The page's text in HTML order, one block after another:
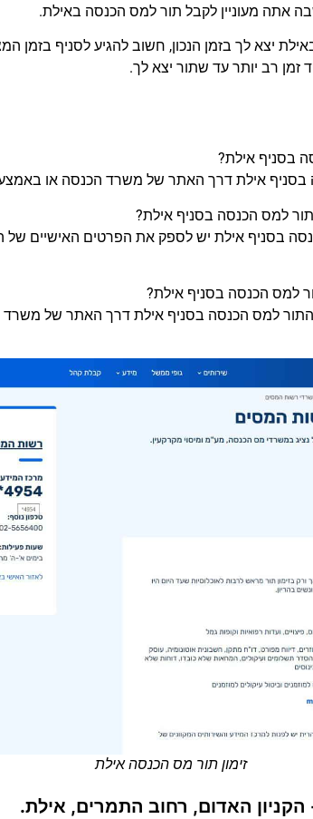
אתה מעוניין לקבל תור למס הכנסה באילת.
יצא לך בזמן הנכון, חשוב להגיע לסניף בזמן
זמן רב יותר עד שתור יצא לך.
בסניף אילת דרך האתר של משרד הכנסה או
בסניף אילת יש לספק את הפרטים האישיים
התור למס הכנסה בסניף אילת דרך האתר של משרד
זימון תור מס הכנסה אילת
האדום, רחוב התמרים, אילת.